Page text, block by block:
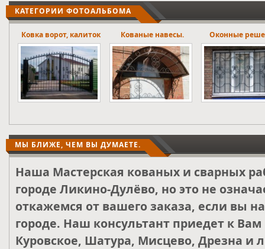
КАТЕГОРИИ ФОТОАЛЬБОМА
Кованые навесы. Оконные решетки
МЫ БЛИЖЕ, ЧЕМ ВЫ ДУМАЕТЕ.
Наша Мастерская кованых и сварных
городе Ликино-Дулёво, но это не
откажемся от вашего заказа, если вы
городе. Наш консультант приедет к
Куровское, Шатура, Мисцево, Дрезна и